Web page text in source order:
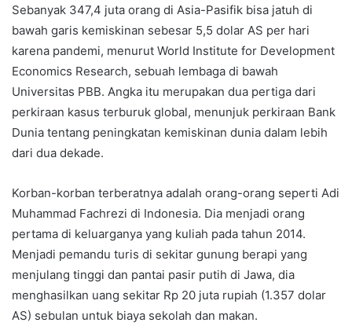
Sebanyak 347,4 juta orang di Asia-Pasifik bisa jatuh di
bawah garis kemiskinan sebesar 5,5 dolar AS per hari
karena pandemi, menurut World Institute for Development
Economics Research, sebuah lembaga di bawah
Universitas PBB. Angka itu merupakan dua pertiga dari
perkiraan kasus terburuk global, menunjuk perkiraan Bank
Dunia tentang peningkatan kemiskinan dunia dalam lebih
dari dua dekade.
Korban-korban terberatnya adalah orang-orang seperti Adi
Muhammad Fachrezi di Indonesia. Dia menjadi orang
pertama di keluarganya yang kuliah pada tahun 2014.
Menjadi pemandu turis di sekitar gunung berapi yang
menjulang tinggi dan pantai pasir putih di Jawa, dia
menghasilkan uang sekitar Rp 20 juta rupiah (1.357 dolar
AS) sebulan untuk biaya sekolah dan makan.